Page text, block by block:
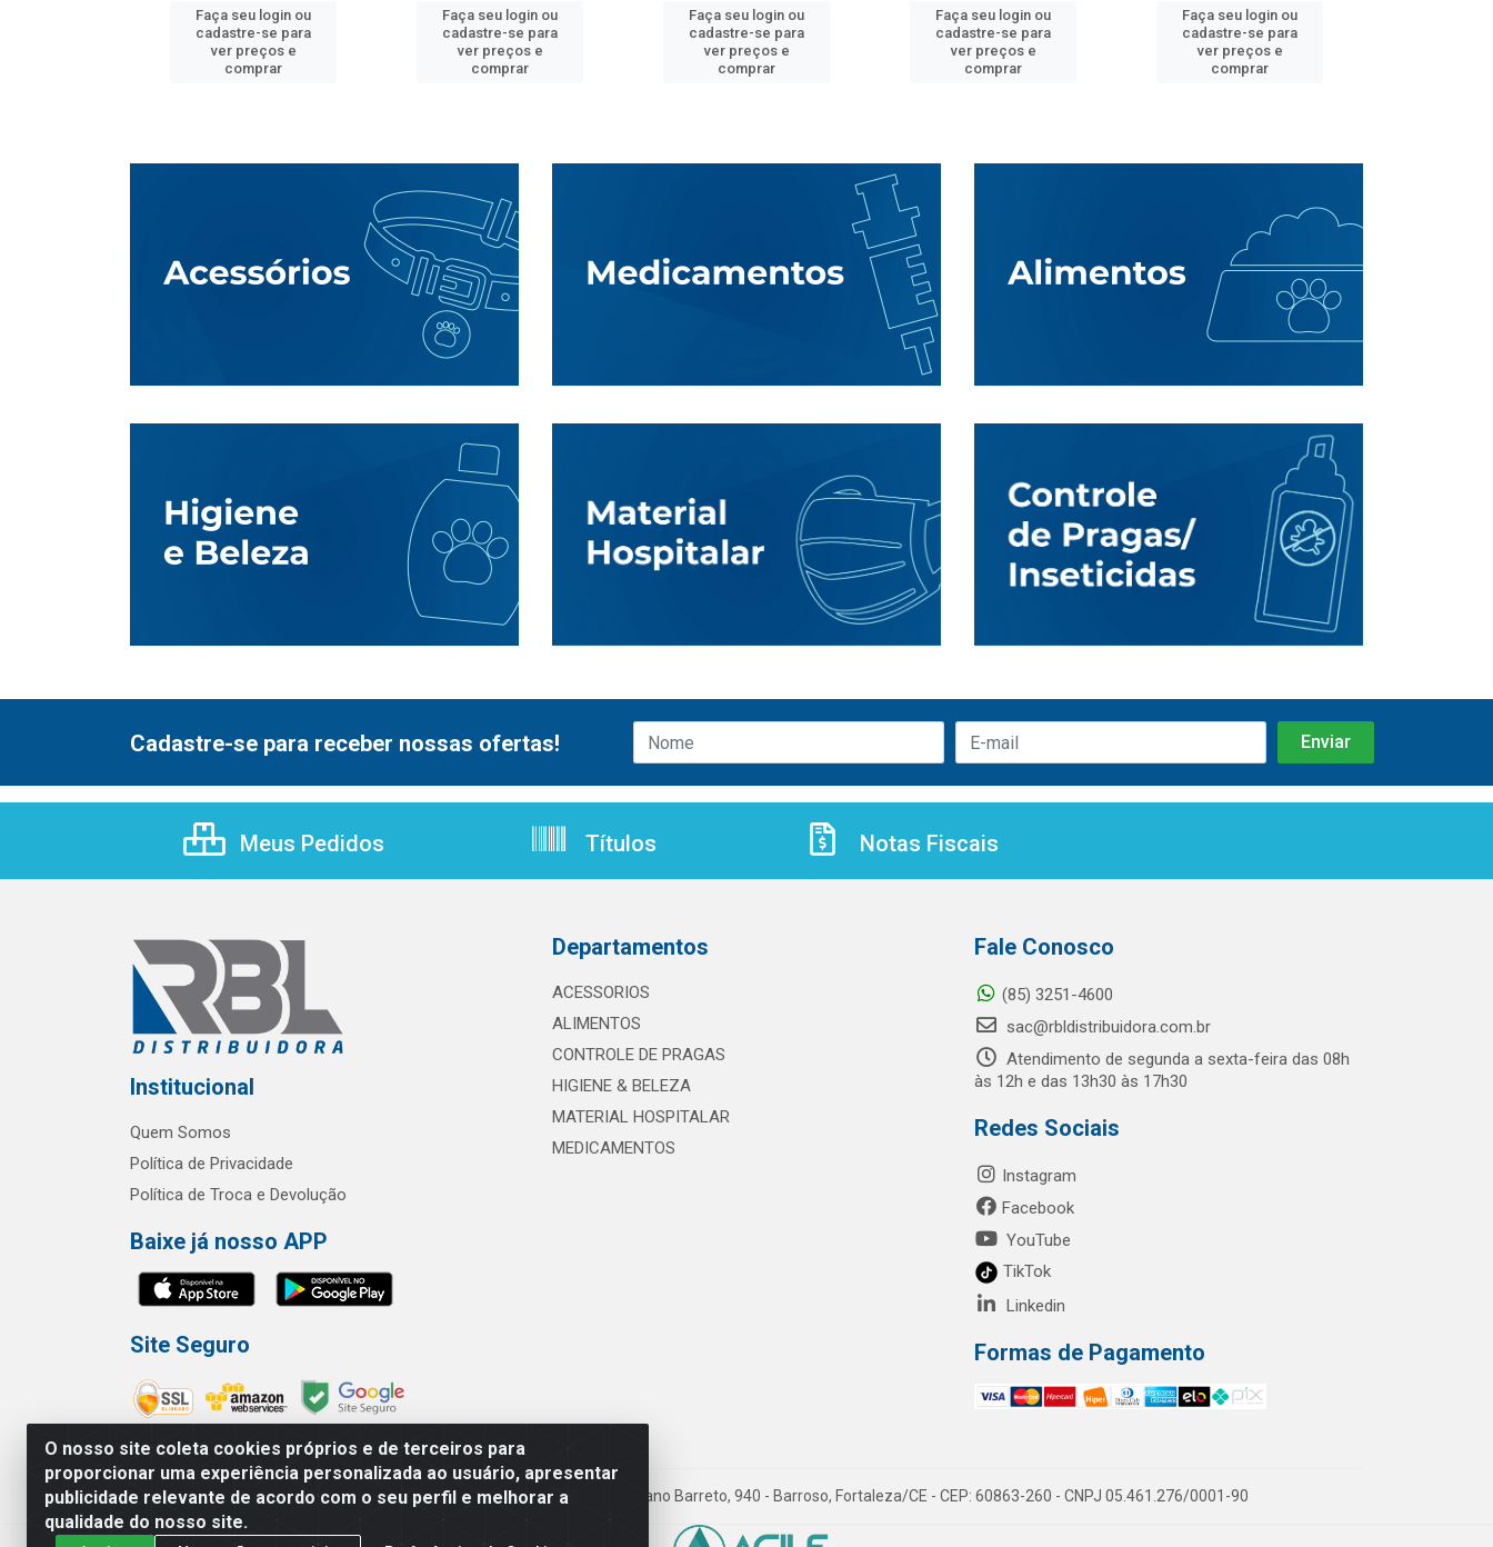
Faça seu login ou
cadastre-se para
ver preços e
comprar
Faça seu login ou
cadastre-se para
ver preços e
comprar
Faça seu login ou
cadastre-se para
ver preços e
comprar
Faça seu login ou
cadastre-se para
ver preços e
comprar
Faça seu login ou
cadastre-se para
ver preços e
comprar
O nosso site coleta cookies próprios e de terceiros para
proporcionar uma experiência personalizada ao usuário, apresentar
publicidade relevante de acordo com o seu perfil e melhorar a
qualidade do nosso site.
Cadastre-se para receber nossas ofertas!
Meus Pedidos Títulos Notas Fiscais
Institucional
Quem Somos
Política de Privacidade
Política de Troca e Devolução
Baixe já nosso APP
Site Seguro
Departamentos
ACESSORIOS
ALIMENTOS
CONTROLE DE PRAGAS
HIGIENE & BELEZA
MATERIAL HOSPITALAR
MEDICAMENTOS
Fale Conosco
(85) 3251-4600
sac@rbldistribuidora.com.br
Atendimento de segunda a sexta-feira das 08h
às 12h e das 13h30 às 17h30
Redes Sociais
Instagram
Facebook
YouTube
TikTok
Linkedin
Formas de Pagamento
RBL Distribuidora Distribuidora Gomes LTDA - Rua Maximiano Barreto, 940 - Barroso, Fortaleza/CE - CEP: 60863-260 - CNPJ 05.461.276/0001-90